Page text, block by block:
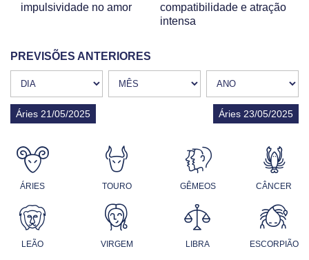
impulsividade no amor
compatibilidade e atração
intensa
PREVISÕES ANTERIORES
Áries 21/05/2025 Áries 23/05/2025
ÁRIES TOURO GÊMEOS CÂNCER
LEÃO VIRGEM LIBRA ESCORPIÃO